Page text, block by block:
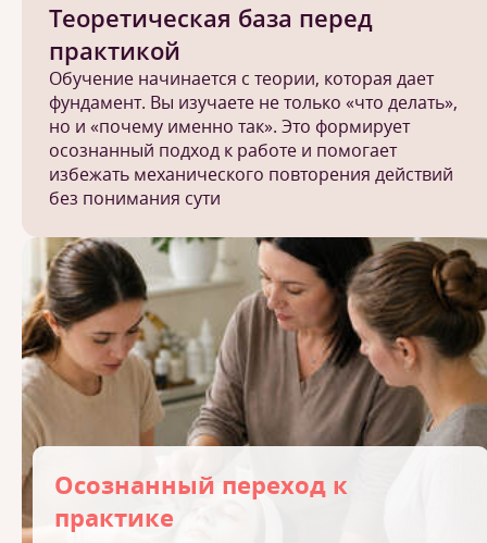
Теоретическая база перед
практикой
Обучение начинается с теории, которая дает
фундамент. Вы изучаете не только «что делать»,
но и «почему именно так». Это формирует
осознанный подход к работе и помогает
избежать механического повторения действий
без понимания сути
Осознанный переход к
практике